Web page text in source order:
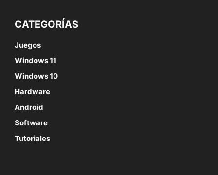
CATEGORÍAS
Juegos
Windows 11
Windows 10
Hardware
Android
Software
Tutoriales